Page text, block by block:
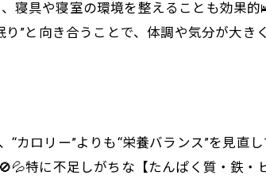
寝具や寝室の環境を整えることも効果
”と向き合うことで、体調や気分が大
カロリー”よりも“栄養バランス”を見直
特に不足しがちな【たんぱく質・鉄